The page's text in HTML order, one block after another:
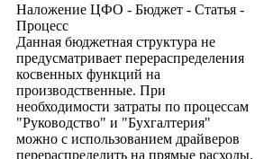
Наложение ЦФО - Бюджет - Статья -
Процесс
Данная бюджетная структура не
предусматривает перераспределения
косвенных функций на
производственные. При
необходимости затраты по процессам
"Руководство" и "Бухгалтерия"
можно с использованием драйверов
перераспределить на прямые расходы.